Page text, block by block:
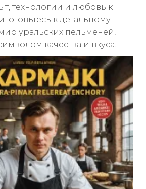
технологии и любовь к
к детальному
уральских пельменей,
качества и вкуса.